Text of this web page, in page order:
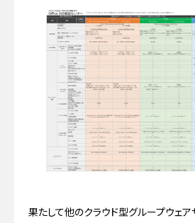
果たして他のクラウド型グループウェ